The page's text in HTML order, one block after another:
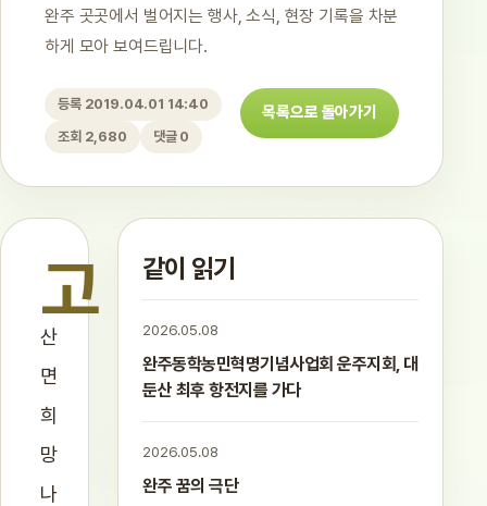
완주 곳곳에서 벌어지는 행사, 소식, 현장 기록을 차분
하게 모아 보여드립니다.
등록 2019.04.01 14:40
조회 2,680
댓글 0
목록으로 돌아가기
고
산
면
희
망
나
같이 읽기
2026.05.08
완주동학농민혁명기념사업회 운주지회, 대
둔산 최후 항전지를 가다
2026.05.08
완주 꿈의 극단